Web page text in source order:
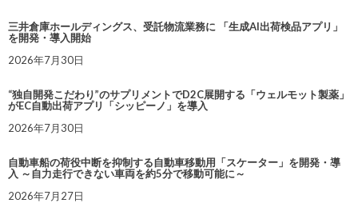
三井倉庫ホールディングス、受託物流業務に 「生成AI出荷検品アプリ」
を開発・導入開始
2026年7月30日
“独自開発こだわり”のサプリメントでD2C展開する「ウェルモット製薬」
がEC自動出荷アプリ「シッピーノ」を導入
2026年7月30日
自動車船の荷役中断を抑制する自動車移動用「スケーター」を開発・導
入 ～自力走行できない車両を約5分で移動可能に～
2026年7月27日